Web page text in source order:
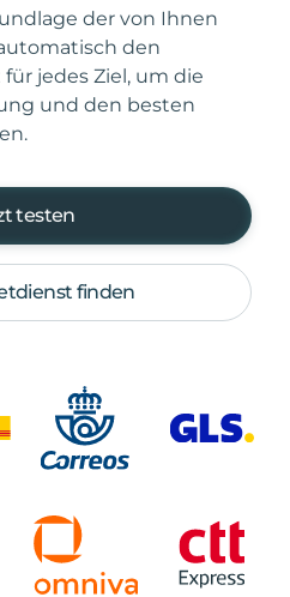
der von Ihnen
den
jedes Ziel, um die
und den besten
testen
finden